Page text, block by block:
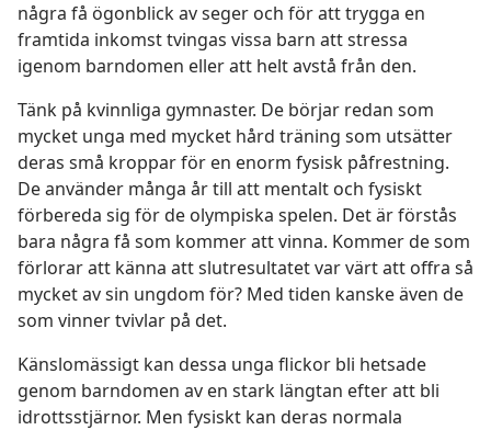
några få ögonblick av seger och för att trygga en
framtida inkomst tvingas vissa barn att stressa
igenom barndomen eller att helt avstå från den.
Tänk på kvinnliga gymnaster. De börjar redan som
mycket unga med mycket hård träning som utsätter
deras små kroppar för en enorm fysisk påfrestning.
De använder många år till att mentalt och fysiskt
förbereda sig för de olympiska spelen. Det är förstås
bara några få som kommer att vinna. Kommer de som
förlorar att känna att slutresultatet var värt att offra så
mycket av sin ungdom för? Med tiden kanske även de
som vinner tvivlar på det.
Känslomässigt kan dessa unga flickor bli hetsade
genom barndomen av en stark längtan efter att bli
idrottsstjärnor. Men fysiskt kan deras normala